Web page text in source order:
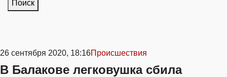
Поиск
26 сентября 2020, 18:16Происшествия
В Балакове легковушка сбила